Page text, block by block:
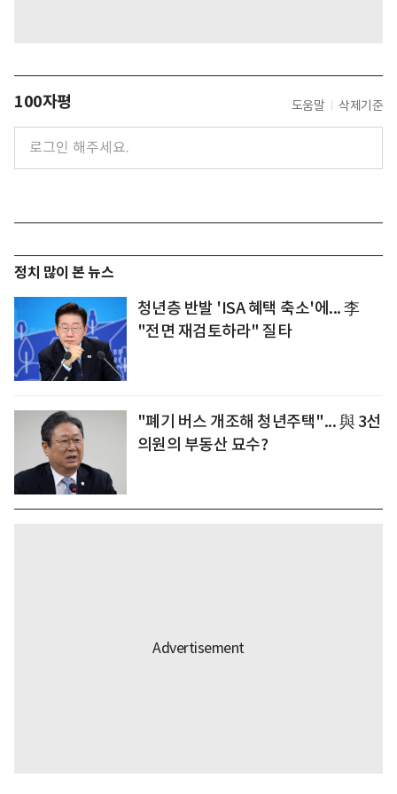
100자평 도움말 삭제기준
정치 많이 본 뉴스
청년층 반발 'ISA 혜택 축소'에... 李
"전면 재검토하라" 질타
"폐기 버스 개조해 청년주택"... 與 3선
의원의 부동산 묘수?